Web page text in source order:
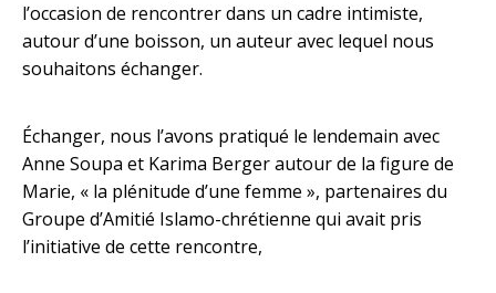
l’occasion de rencontrer dans un cadre intimiste,
autour d’une boisson, un auteur avec lequel nous
souhaitons échanger.
Échanger, nous l’avons pratiqué le lendemain avec
Anne Soupa et Karima Berger autour de la figure de
Marie, « la plénitude d’une femme », partenaires du
Groupe d’Amitié Islamo-chrétienne qui avait pris
l’initiative de cette rencontre,